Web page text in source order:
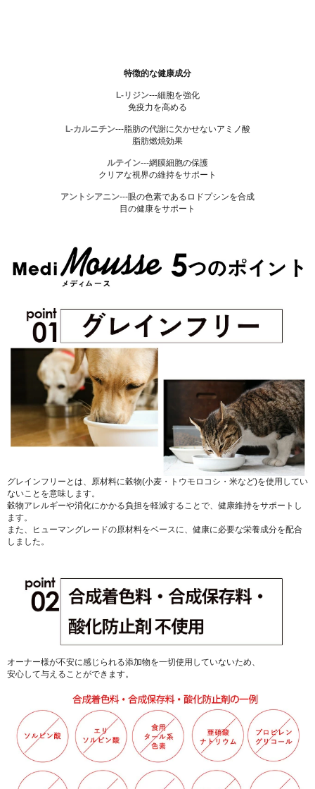
特徴的な健康成分
L-リジン---細胞を強化
免疫力を高める
L-カルニチン---脂肪の代謝に欠かせないアミノ酸
脂肪燃焼効果
ルテイン---網膜細胞の保護
クリアな視界の維持をサポート
アントシアニン---眼の色素であるロドプシンを合成
目の健康をサポート
グレインフリーとは、原材料に穀物(小麦・トウモロコシ・米など)を使用してい
ないことを意味します。
穀物アレルギーや消化にかかる負担を軽減することで、健康維持をサポートし
ます。
また、ヒューマングレードの原材料をベースに、健康に必要な栄養成分を配合
しました。
オーナー様が不安に感じられる添加物を一切使用していないため、
安心して与えることができます。